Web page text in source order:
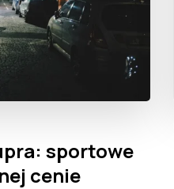
sportowe
cenie